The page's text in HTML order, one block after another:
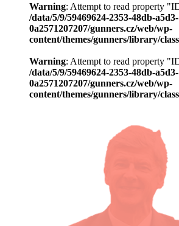
Warning: Attempt to read property
/data/5/9/59469624-2353-48db-a5d3-
0a2571207207/gunners.cz/web/wp-
content/themes/gunners/library/
Warning: Attempt to read property
/data/5/9/59469624-2353-48db-a5d3-
0a2571207207/gunners.cz/web/wp-
content/themes/gunners/library/